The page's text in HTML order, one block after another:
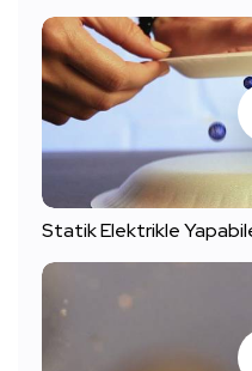
Statik Elektrikle